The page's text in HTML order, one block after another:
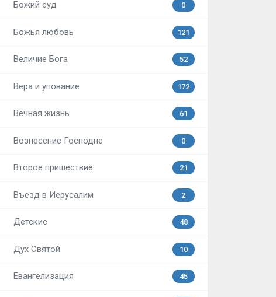
Божий суд 0
Божья любовь 121
Величие Бога 52
Вера и упование 172
Вечная жизнь 61
Вознесение Господне 0
Второе пришествие 21
Въезд в Иерусалим 2
Детские 48
Дух Святой 10
Евангелизация 45